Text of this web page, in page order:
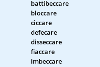
battibeccare
bloccare
ciccare
defecare
disseccare
fiaccare
imbeccare